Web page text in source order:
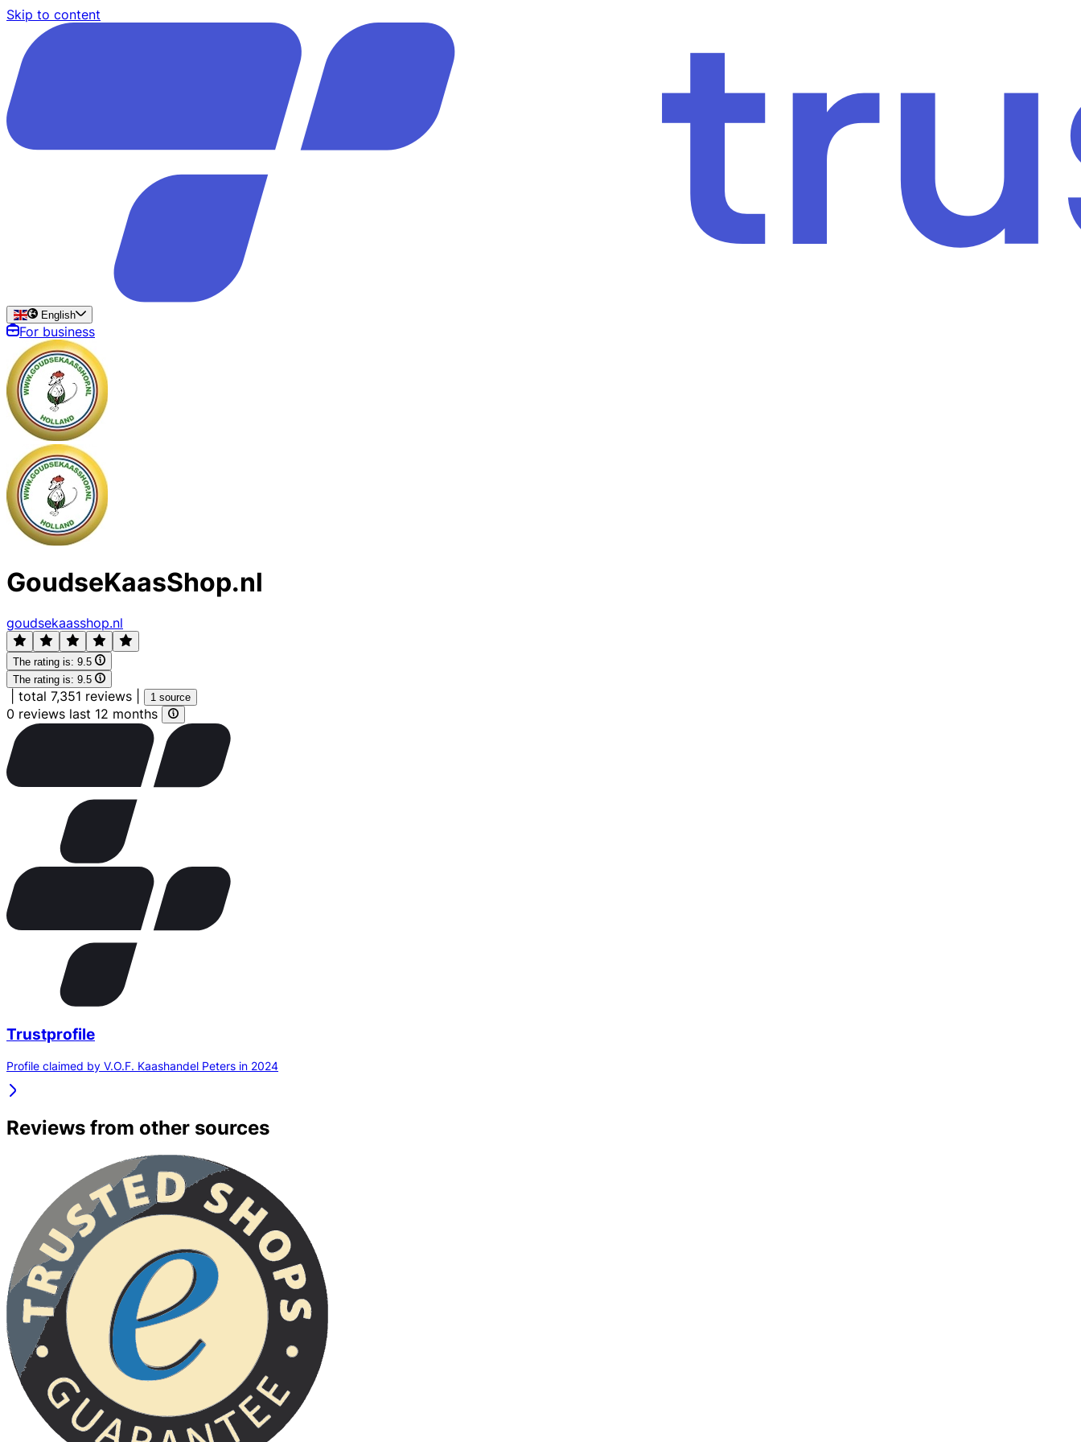
Skip to content
English
For business
GoudseKaasShop.nl
goudsekaasshop.nl
The rating is: 9.5
The rating is: 9.5
total 7,351 reviews 1 source
0 reviews last 12 months
Trustprofile
Profile claimed by V.O.F. Kaashandel Peters in 2024
Reviews from other sources